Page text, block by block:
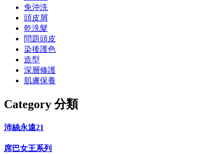
免沖洗
頭皮屑
乾洗髮
問題頭皮
染後護色
造型
深層修護
肌膚保養
Category 分類
沛絲永遠21
席巴女王系列